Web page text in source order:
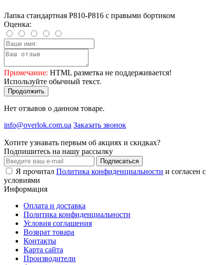
Лапка стандартная P810-P816 с правыми бортиком
Оценка:
Примечание: HTML разметка не поддерживается!
Используйте обычный текст.
Продолжить
Нет отзывов о данном товаре.
info@overlok.com.ua Заказать звонок
Хотите узнавать первым об акциях и скидках?
Подпишитесь на нашу рассылку
Подписаться
Я прочитал Политика конфиденциальности и согласен с
условиями
Информация
Оплата и доставка
Политика конфиденциальности
Условия соглашения
Возврат товара
Контакты
Карта сайта
Производители